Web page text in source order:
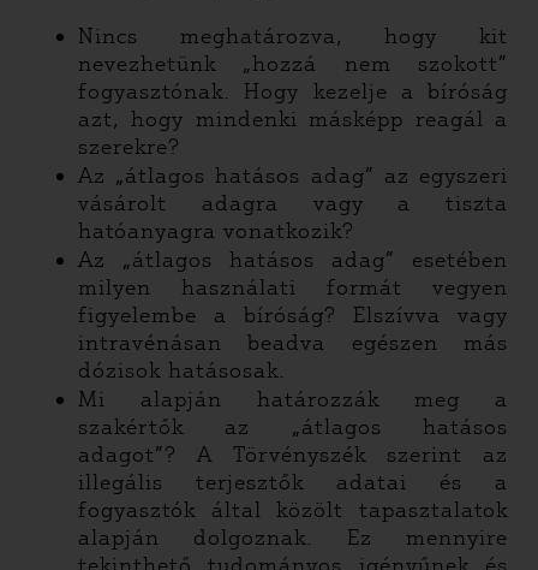
Nincs meghatározva, hogy kit
nevezhetünk „hozzá nem szokott”
fogyasztónak. Hogy kezelje a bíróság
azt, hogy mindenki másképp reagál a
szerekre?
Az „átlagos hatásos adag” az egyszeri
vásárolt adagra vagy a tiszta
hatóanyagra vonatkozik?
Az „átlagos hatásos adag” esetében
milyen használati formát vegyen
figyelembe a bíróság? Elszívva vagy
intravénásan beadva egészen más
dózisok hatásosak.
Mi alapján határozzák meg a
szakértők az „átlagos hatásos
adagot”? A Törvényszék szerint az
illegális terjesztők adatai és a
fogyasztók által közölt tapasztalatok
alapján dolgoznak. Ez mennyire